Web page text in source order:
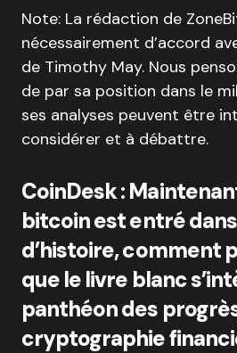
Note: La rédaction de
nécessairement d’accord
de Timothy May. Nous
de par sa position dans le
ses analyses peuvent être
considérer et à débattre.
CoinDesk :
bitcoin est entré
d’histoire, comment
que le livre blanc
panthéon des
cryptographie